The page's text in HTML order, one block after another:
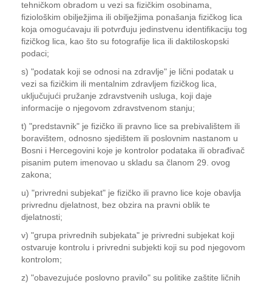
tehničkom obradom u vezi sa fizičkim osobinama,
fiziološkim obilježjima ili obilježjima ponašanja fizičkog lica
koja omogućavaju ili potvrđuju jedinstvenu identifikaciju tog
fizičkog lica, kao što su fotografije lica ili daktiloskopski
podaci;
s) "podatak koji se odnosi na zdravlje" je lični podatak u
vezi sa fizičkim ili mentalnim zdravljem fizičkog lica,
uključujući pružanje zdravstvenih usluga, koji daje
informacije o njegovom zdravstvenom stanju;
t) "predstavnik" je fizičko ili pravno lice sa prebivalištem ili
boravištem, odnosno sjedištem ili poslovnim nastanom u
Bosni i Hercegovini koje je kontrolor podataka ili obrađivač
pisanim putem imenovao u skladu sa članom 29. ovog
zakona;
u) "privredni subjekat" je fizičko ili pravno lice koje obavlja
privrednu djelatnost, bez obzira na pravni oblik te
djelatnosti;
v) "grupa privrednih subjekata" je privredni subjekat koji
ostvaruje kontrolu i privredni subjekti koji su pod njegovom
kontrolom;
z) "obavezujuće poslovno pravilo" su politike zaštite ličnih